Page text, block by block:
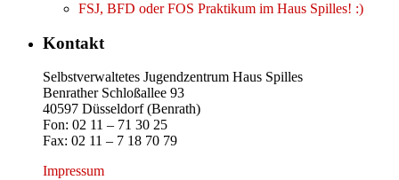
FSJ, BFD oder FOS Praktikum im Haus Spilles! :)
Kontakt
Selbstverwaltetes Jugendzentrum Haus Spilles
Benrather Schloßallee 93
40597 Düsseldorf (Benrath)
Fon: 02 11 – 71 30 25
Fax: 02 11 – 7 18 70 79
Impressum